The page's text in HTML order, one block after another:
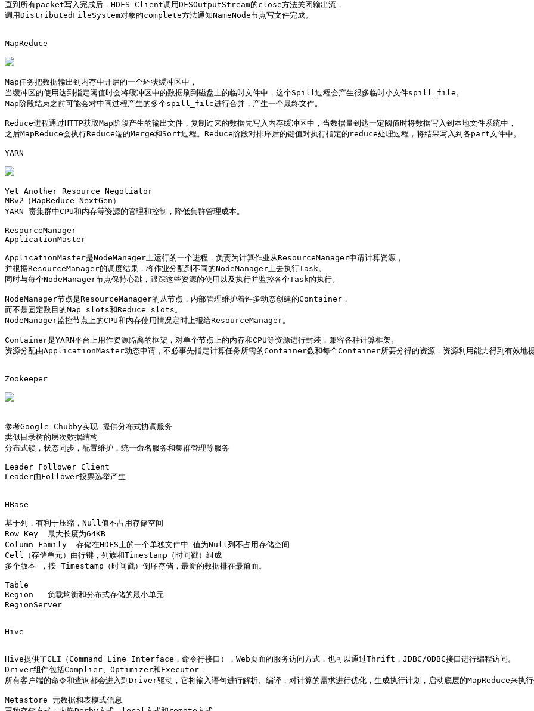
直到所有packet写入完成后，HDFS Client调用DFSOutputStream的close方法关闭输出流，
调用DistributedFileSystem对象的complete方法通知NameNode节点写文件完成。
MapReduce
Map任务把数据输出到内存中开启的一个环状缓冲区中，
当缓冲区的使用达到指定阈值时会将缓冲区中的数据刷到磁盘上的临时文件中，这个Spill过程会产生很多临时小文件spill_file。
Map阶段结束之前可能会对中间过程产生的多个spill_file进行合并，产生一个最终文件。
Reduce进程通过HTTP获取Map阶段产生的输出文件，复制过来的数据先写入内存缓冲区中，当数据量到达一定阈值时将数据写入到本地文件系统中，
之后MapReduce会执行Reduce端的Merge和Sort过程。Reduce阶段对排序后的键值对执行指定的reduce处理过程，将结果写入到各part文件中。
YARN
Yet Another Resource Negotiator
MRv2（MapReduce NextGen）
YARN 责集群中CPU和内存等资源的管理和控制，降低集群管理成本。
ResourceManager
ApplicationMaster
ApplicationMaster是NodeManager上运行的一个进程，负责为计算作业从ResourceManager申请计算资源，
并根据ResourceManager的调度结果，将作业分配到不同的NodeManager上去执行Task。
同时与每个NodeManager节点保持心跳，跟踪这些资源的使用以及执行并监控各个Task的执行。
NodeManager节点是ResourceManager的从节点，内部管理维护着许多动态创建的Container，
而不是固定数目的Map slots和Reduce slots。
NodeManager监控节点上的CPU和内存使用情况定时上报给ResourceManager。
Container是YARN平台上用作资源隔离的框架，对单个节点上的内存和CPU等资源进行封装，兼容各种计算框架。
资源分配由ApplicationMaster动态申请，不必事先指定计算任务所需的Container数和每个Container所要分得的资源，资源利用能力得到有效地
Zookeeper
参考Google Chubby实现 提供分布式协调服务
类似目录树的层次数据结构
分布式锁，状态同步，配置维护，统一命名服务和集群管理等服务
Leader Follower Client
Leader由Follower投票选举产生
HBase
基于列，有利于压缩，Null值不占用存储空间
Row Key  最大长度为64KB
Column Family  存储在HDFS上的一个单独文件中 值为Null列不占用存储空间
Cell（存储单元）由行键，列族和Timestamp（时间戳）组成
多个版本 ，按 Timestamp（时间戳）倒序存储，最新的数据排在最前面。
Table
Region   负载均衡和分布式存储的最小单元
RegionServer
Hive
Hive提供了CLI（Command Line Interface，命令行接口），Web页面的服务访问方式，也可以通过Thrift，JDBC/ODBC接口进行编程访问。
Driver组件包括Complier、Optimizer和Executor，
所有客户端的命令和查询都会进入到Driver驱动，它将输入语句进行解析、编译，对计算的需求进行优化，生成执行计划，启动底层的MapReduce来执
Metastore 元数据和表模式信息